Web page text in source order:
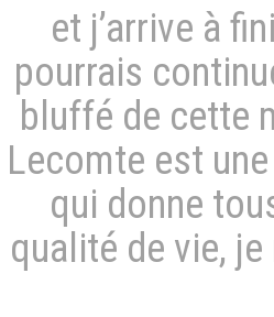
et j’arrive à
pourrais
bluffé de cette
Lecomte est
qui donne
qualité de vie,